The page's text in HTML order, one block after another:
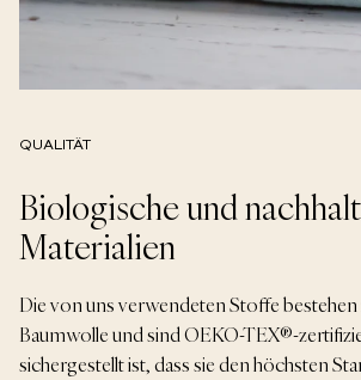
QUALITÄT
Biologische und
Materialien
Die von uns verwendeten Stoffe bestehen
Baumwolle und sind OEKO-TEX®-
sichergestellt ist, dass sie den höchsten